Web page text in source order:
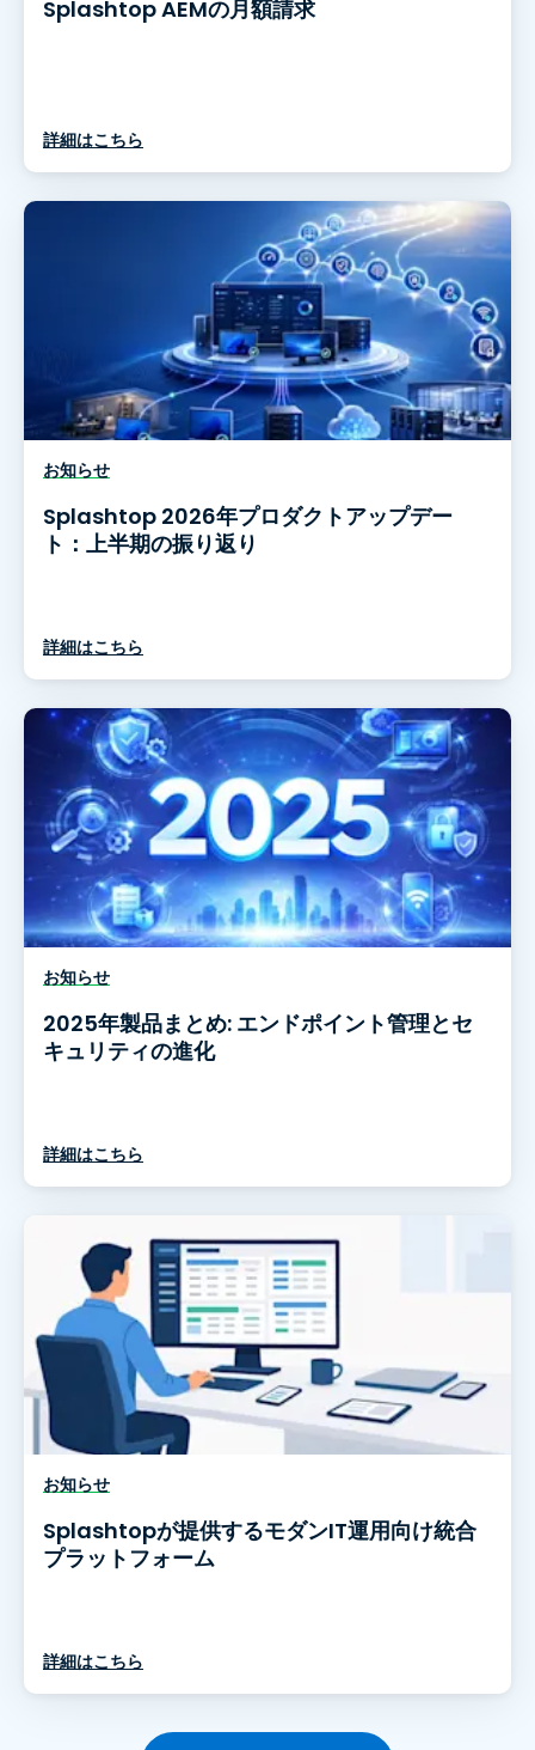
Splashtop AEMの月額請求
詳細はこちら
お知らせ
Splashtop 2026年プロダクトアップデー
ト：上半期の振り返り
詳細はこちら
お知らせ
2025年製品まとめ: エンドポイント管理とセ
キュリティの進化
詳細はこちら
お知らせ
Splashtopが提供するモダンIT運用向け統合
プラットフォーム
詳細はこちら